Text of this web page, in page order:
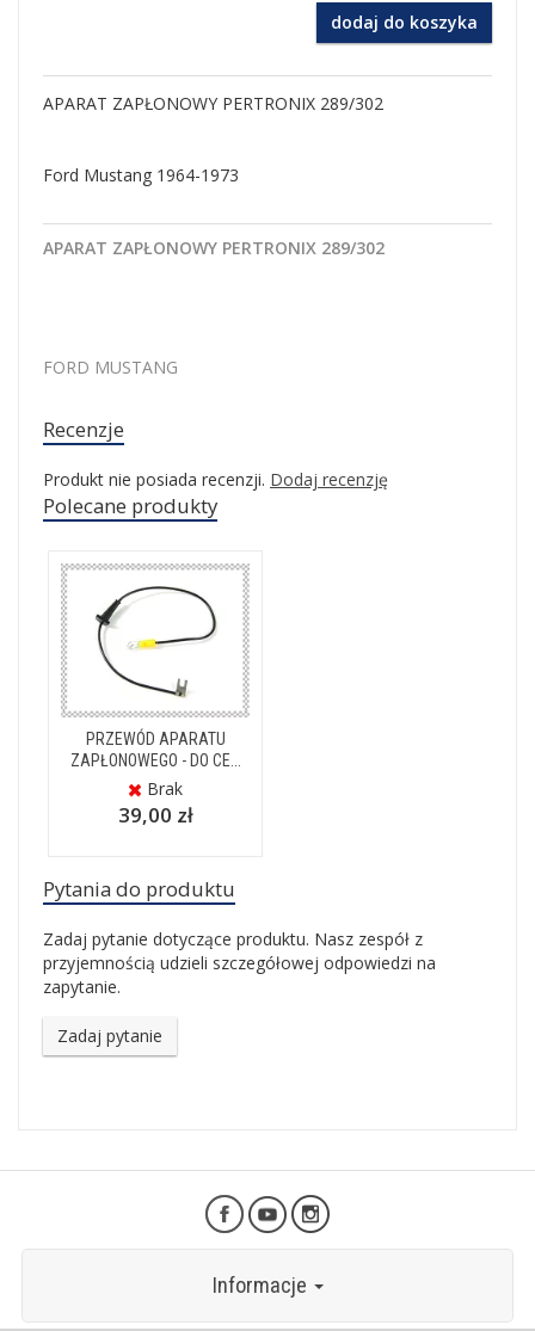
dodaj do koszyka
APARAT ZAPŁONOWY PERTRONIX 289/302
Ford Mustang 1964-1973
APARAT ZAPŁONOWY PERTRONIX 289/302
FORD MUSTANG
Recenzje
Produkt nie posiada recenzji. Dodaj recenzję
Polecane produkty
PRZEWÓD APARATU
ZAPŁONOWEGO - DO CE...
Brak
39,00 zł
Pytania do produktu
Zadaj pytanie dotyczące produktu. Nasz zespół z
przyjemnością udzieli szczegółowej odpowiedzi na
zapytanie.
Zadaj pytanie
Informacje